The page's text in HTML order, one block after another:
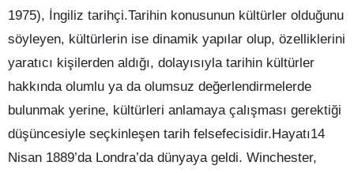
1975), İngiliz tarihçi.Tarihin konusunun kültürler olduğunu
söyleyen, kültürlerin ise dinamik yapılar olup, özelliklerini
yaratıcı kişilerden aldığı, dolayısıyla tarihin kültürler
hakkında olumlu ya da olumsuz değerlendirmelerde
bulunmak yerine, kültürleri anlamaya çalışması gerektiği
düşüncesiyle seçkinleşen tarih felsefecisidir.Hayatı14
Nisan 1889’da Londra’da dünyaya geldi. Winchester,